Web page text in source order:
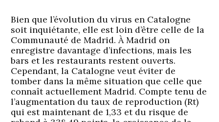
Bien que l’évolution du virus en Catalogne
soit inquiétante, elle est loin d’être celle de la
Communauté de Madrid. À Madrid on
enregistre davantage d’infections, mais les
bars et les restaurants restent ouverts.
Cependant, la Catalogne veut éviter de
tomber dans la même situation que celle que
connaît actuellement Madrid. Compte tenu de
l’augmentation du taux de reproduction (Rt)
qui est maintenant de 1,33 et du risque de